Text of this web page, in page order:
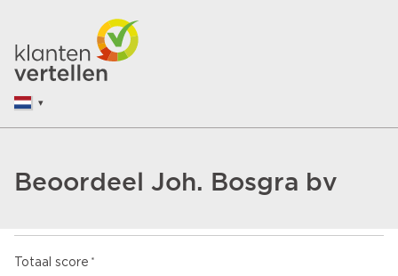
Beoordeel Joh. Bosgra bv
Totaal score